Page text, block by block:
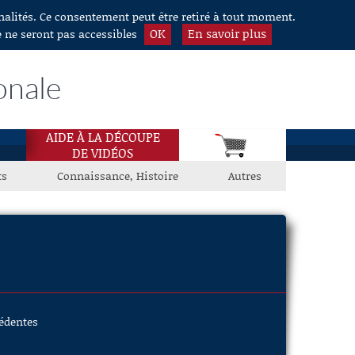
Ce consentement peut être retiré à tout moment.
seront pas accessibles
OK En savoir plus
AIDE À LA DÉCOUPE
DE VIDÉOS
Connaissance, Histoire Autres